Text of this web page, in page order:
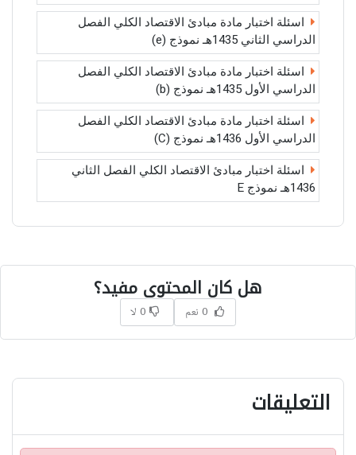
اسئلة اختبار مادة مبادئ الاقتصاد الكلي الفصل
الدراسي الثاني 1435هـ نموذج (e)
اسئلة اختبار مادة مبادئ الاقتصاد الكلي الفصل
الدراسي الأول 1435هـ نموذج (b)
اسئلة اختبار مادة مبادئ الاقتصاد الكلي الفصل
الدراسي الأول 1436هـ نموذج (C)
اسئلة اختبار مبادئ الاقتصاد الكلي الفصل الثاني
1436هـ نموذج E
هل كان المحتوى مفيد؟
0 نعم 0 لا
التعليقات